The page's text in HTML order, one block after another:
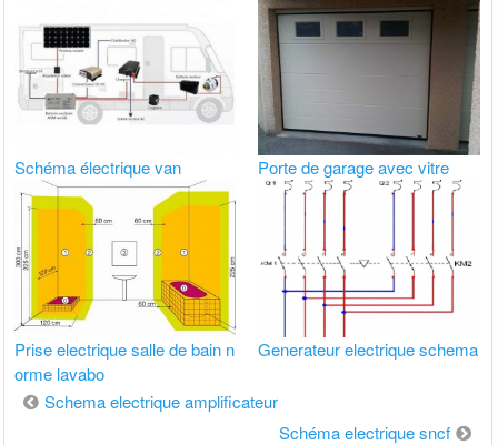
Schéma électrique van Porte de garage avec vitre
Prise electrique salle de bain n
orme lavabo
Generateur electrique schema
Navigation
Schema electrique amplificateur
Schéma electrique sncf